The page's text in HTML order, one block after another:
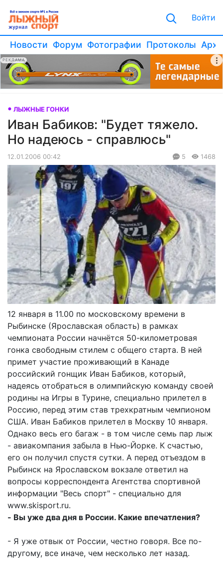
Войти
Новости Форум Фотографии Протоколы
РЕКЛАМА
ЛЫЖНЫЕ ГОНКИ
Иван Бабиков: "Будет тяжело.
Но надеюсь - справлюсь"
12.01.2006 00:42 5 1468
12 января в 11.00 по московскому времени в
Рыбинске (Ярославская область) в рамках
чемпионата России начнётся 50-километровая
гонка свободным стилем с общего старта. В ней
примет участие проживающий в Канаде
российский гонщик Иван Бабиков, который,
надеясь отобраться в олимпийскую команду своей
родины на Игры в Турине, специально прилетел в
Россию, перед этим став трехкратным чемпионом
США. Иван Бабиков прилетел в Москву 10 января.
Однако весь его багаж - в том числе семь пар лыж
- авиакомпания забыла в Нью-Йорке. К счастью,
его он получил спустя сутки. А перед отъездом в
Рыбинск на Ярославском вокзале ответил на
вопросы корреспондента Агентства спортивной
информации "Весь спорт" - специально для
www.skisport.ru.
- Вы уже два дня в России. Какие впечатления?
- Я уже отвык от России, честно говоря. Все по-
другому, все иначе, чем несколько лет назад.